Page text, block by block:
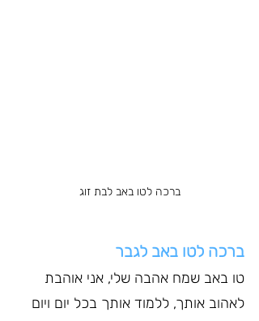
ברכה לטו באב לבת זוג
ברכה לטו באב לגבר
טו באב שמח אהבה שלי, אני אוהבת
לאהוב אותך, ללמוד אותך בכל יום ויום